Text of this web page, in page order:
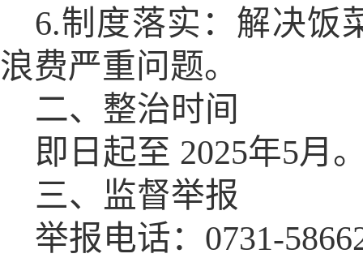
6.制度落实：解决饭
浪费严重问题。
二、整治时间
即日起至 2025年5月
三、监督举报
举报电话： 0731-